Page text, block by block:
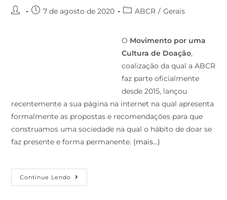
7 de agosto de 2020 ABCR / Gerais
O Movimento por uma
Cultura de Doação,
coalização da qual a ABCR
faz parte oficialmente
desde 2015, lançou
recentemente a sua página na internet na qual apresenta
formalmente as propostas e recomendações para que
construamos uma sociedade na qual o hábito de doar se
faz presente e forma permanente. (mais…)
Continue Lendo